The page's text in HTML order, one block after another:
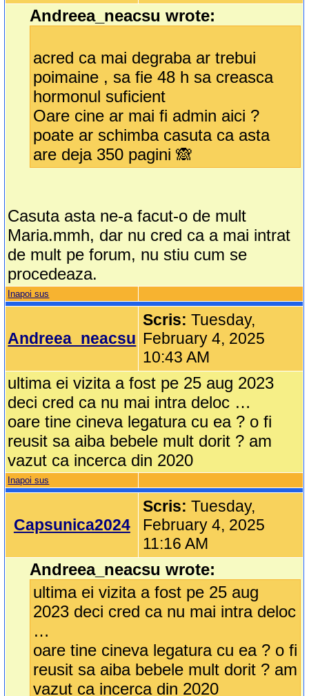
Andreea_neacsu wrote:
acred ca mai degraba ar trebui
poimaine , sa fie 48 h sa creasca
hormonul suficient
Oare cine ar mai fi admin aici ?
poate ar schimba casuta ca asta
are deja 350 pagini 🙈
Casuta asta ne-a facut-o de mult
Maria.mmh, dar nu cred ca a mai intrat
de mult pe forum, nu stiu cum se
procedeaza.
Inapoi sus
Andreea_neacsu
Scris:Tuesday,
February 4, 2025
10:43 AM
ultima ei vizita a fost pe 25 aug 2023
deci cred ca nu mai intra deloc …
oare tine cineva legatura cu ea ? o fi
reusit sa aiba bebele mult dorit ? am
vazut ca incerca din 2020
Inapoi sus
Capsunica2024
Scris:Tuesday,
February 4, 2025
11:16 AM
Andreea_neacsu wrote:
ultima ei vizita a fost pe 25 aug
2023 deci cred ca nu mai intra deloc
…
oare tine cineva legatura cu ea ? o fi
reusit sa aiba bebele mult dorit ? am
vazut ca incerca din 2020